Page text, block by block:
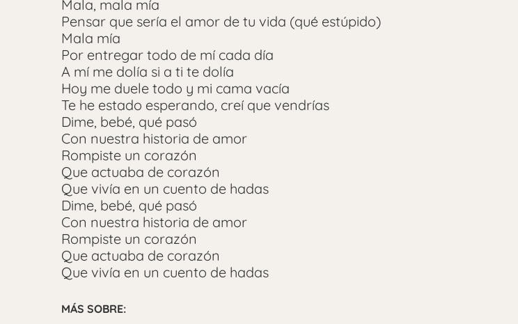
Mala, mala mía
Pensar que sería el amor de tu vida (qué estúpido)
Mala mía
Por entregar todo de mí cada día
A mí me dolía si a ti te dolía
Hoy me duele todo y mi cama vacía
Te he estado esperando, creí que vendrías
Dime, bebé, qué pasó
Con nuestra historia de amor
Rompiste un corazón
Que actuaba de corazón
Que vivía en un cuento de hadas
Dime, bebé, qué pasó
Con nuestra historia de amor
Rompiste un corazón
Que actuaba de corazón
Que vivía en un cuento de hadas
MÁS SOBRE: